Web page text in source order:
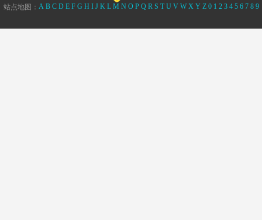
站点地图： A B C D E F G H I J K L M N O P Q R S T U V W X Y Z 0 1 2 3 4 5 6 7 8 9